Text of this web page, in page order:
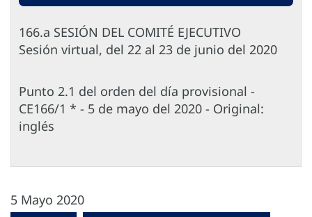
166.a SESIÓN DEL COMITÉ EJECUTIVO
Sesión virtual, del 22 al 23 de junio del 2020
Punto 2.1 del orden del día provisional -
CE166/1 * - 5 de mayo del 2020 - Original:
inglés
5 Mayo 2020